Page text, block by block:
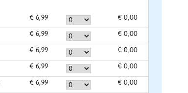
€ 6,99
€ 6,99
€ 6,99
€ 6,99
€ 6,99